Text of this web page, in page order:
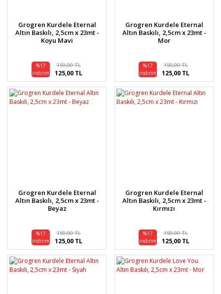
Grogren Kurdele Eternal
Altın Baskılı, 2,5cm x 23mt -
Koyu Mavi
%17
indirim
150,00 TL
125,00 TL
Grogren Kurdele Eternal
Altın Baskılı, 2,5cm x 23mt -
Mor
%17
indirim
150,00 TL
125,00 TL
Grogren Kurdele Eternal
Altın Baskılı, 2,5cm x 23mt -
Beyaz
%17
indirim
150,00 TL
125,00 TL
Grogren Kurdele Eternal
Altın Baskılı, 2,5cm x 23mt -
Kırmızı
%17
indirim
150,00 TL
125,00 TL